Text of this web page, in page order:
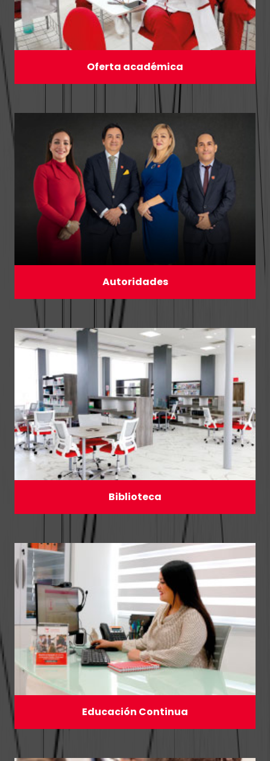
Oferta académica
Autoridades
Biblioteca
Educación Continua